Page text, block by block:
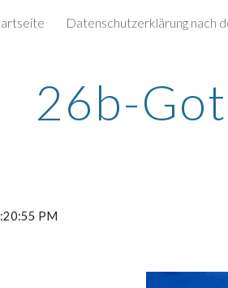
Skip to main content
26b-
PM